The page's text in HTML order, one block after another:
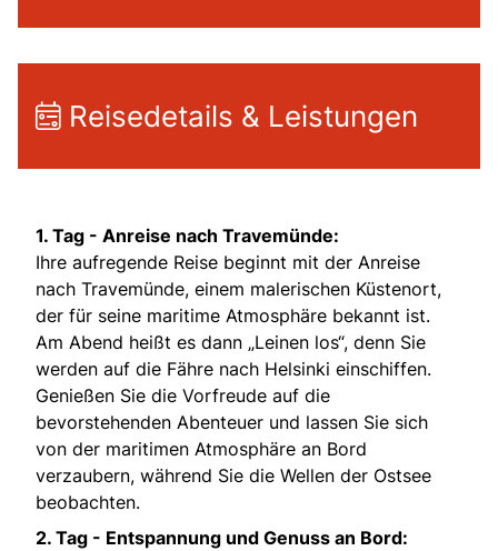
Reisedetails & Leistungen
1. Tag - Anreise nach Travemünde:
Ihre aufregende Reise beginnt mit der Anreise
nach Travemünde, einem malerischen Küstenort,
der für seine maritime Atmosphäre bekannt ist.
Am Abend heißt es dann „Leinen los“, denn Sie
werden auf die Fähre nach Helsinki einschiffen.
Genießen Sie die Vorfreude auf die
bevorstehenden Abenteuer und lassen Sie sich
von der maritimen Atmosphäre an Bord
verzaubern, während Sie die Wellen der Ostsee
beobachten.
2. Tag - Entspannung und Genuss an Bord: